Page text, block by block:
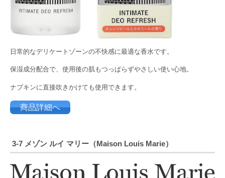
日常的なデリケートゾーンの不快感に最適な香水です。
保湿成分配合で、使用後の肌もつっぱらずやさしい使い心地。
ナプキンに直接吹きかけても使用できます。
商品詳細へ
3-7 メゾン ルイ マリー（Maison Louis Marie）